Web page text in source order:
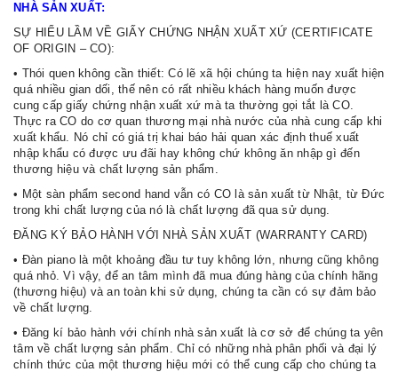
NHÀ SẢN XUẤT:
SỰ HIỂU LẦM VỀ GIẤY CHỨNG NHẬN XUẤT XỨ (CERTIFICATE
OF ORIGIN – CO):
• Thói quen không cần thiết: Có lẽ xã hội chúng ta hiện nay xuất hiện
quá nhiều gian dối, thế nên có rất nhiều khách hàng muốn được
cung cấp giấy chứng nhận xuất xứ mà ta thường gọi tắt là CO.
Thực ra CO do cơ quan thương mại nhà nước của nhà cung cấp khi
xuất khẩu. Nó chỉ có giá trị khai báo hải quan xác định thuế xuất
nhập khẩu có được ưu đãi hay không chứ không ăn nhập gì đến
thương hiệu và chất lượng sản phẩm.
• Một sàn phẩm second hand vẫn có CO là sản xuất từ Nhật, từ Đức
trong khi chất lượng của nó là chất lượng đã qua sử dụng.
ĐĂNG KÝ BẢO HÀNH VỚI NHÀ SẢN XUẤT (WARRANTY CARD)
• Đàn piano là một khoảng đầu tư tuy không lớn, nhưng cũng không
quá nhỏ. Vì vậy, để an tâm mình đã mua đúng hàng của chính hãng
(thương hiệu) và an toàn khi sử dụng, chúng ta cần có sự đảm bảo
về chất lượng.
• Đăng kí bảo hành với chính nhà sản xuất là cơ sở để chúng ta yên
tâm về chất lượng sản phẩm. Chỉ có những nhà phân phối và đại lý
chính thức của một thương hiệu mới có thể cung cấp cho chúng ta